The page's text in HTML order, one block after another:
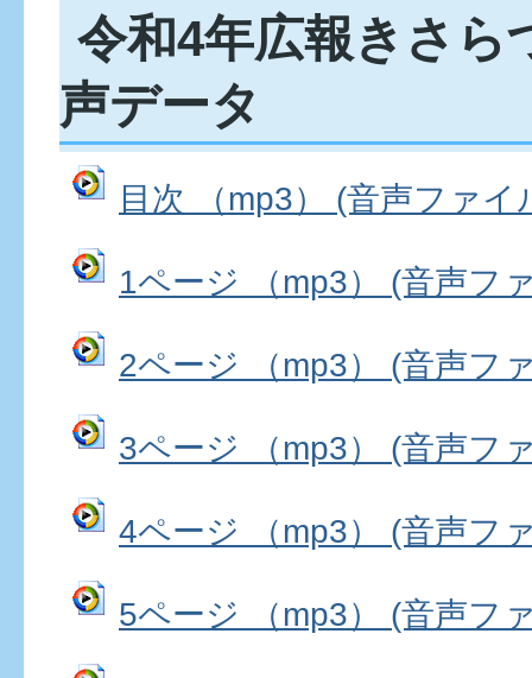
令和4年広報きさら
声データ
目次 （mp3） (音声ファイ
1ページ （mp3） (音声フ
2ページ （mp3） (音声フ
3ページ （mp3） (音声フ
4ページ （mp3） (音声フ
5ページ （mp3） (音声フ